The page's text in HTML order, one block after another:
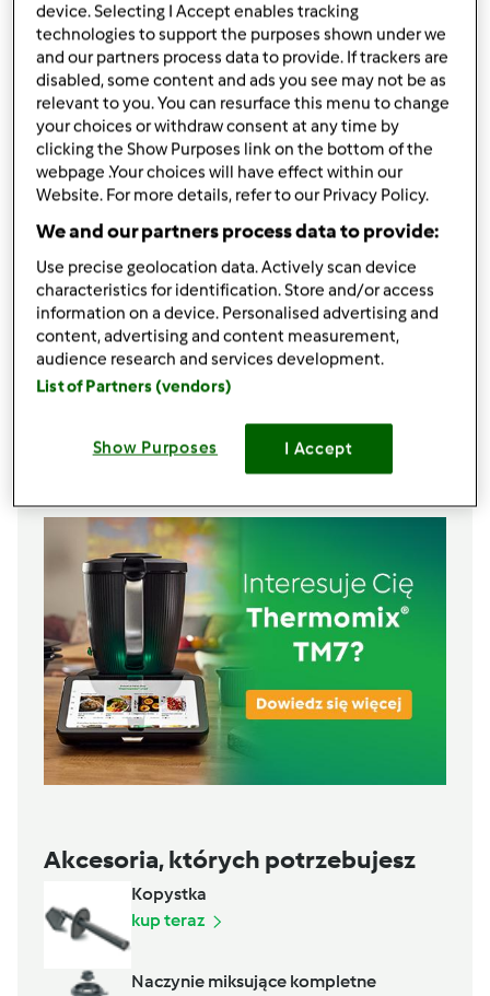
Dodaj do moich kolekcji
podziel się przepisem
Stwórz wariant
Składniki
1/2 l mleka
1 jajo
2-3łyżki cukru(dla odchudzających się słodzik)
3łyżki mąki ziemniaczanej(lub kukurydzianej)
1łyżka kawy rozpuszczalnej
Lista zakupów
Akcesoria, których potrzebujesz
Kopystka
kup teraz
Naczynie miksujące kompletne
device. Selecting I Accept enables tracking
technologies to support the purposes shown under we
and our partners process data to provide. If trackers are
disabled, some content and ads you see may not be as
relevant to you. You can resurface this menu to change
your choices or withdraw consent at any time by
clicking the Show Purposes link on the bottom of the
webpage .Your choices will have effect within our
Website. For more details, refer to our Privacy Policy.
We and our partners process data to provide:
Use precise geolocation data. Actively scan device
characteristics for identification. Store and/or access
information on a device. Personalised advertising and
content, advertising and content measurement,
audience research and services development.
List of Partners (vendors)
Show Purposes I Accept